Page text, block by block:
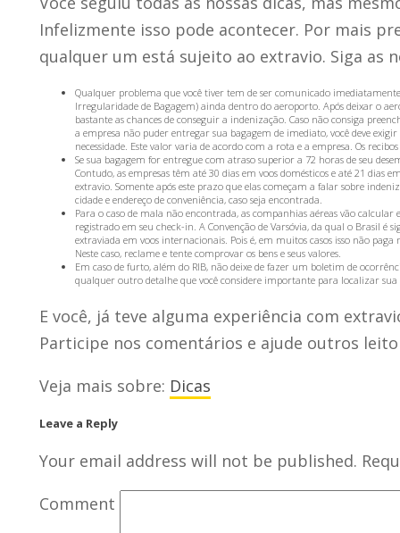
Infelizmente isso pode acontecer. Por mais
qualquer um está sujeito ao extravio. Siga as
Qualquer problema que você tiver tem de ser comunicado
Irregularidade de Bagagem) ainda dentro do aeroporto. Após deixar o
bastante as chances de conseguir a indenização. Caso não consiga
a empresa não puder entregar sua bagagem de imediato, você deve
necessidade. Este valor varia de acordo com a rota e a empresa. Os
Se sua bagagem for entregue com atraso superior a 72 horas de seu
Contudo, as empresas têm até 30 dias em voos domésticos e até 21
extravio. Somente após este prazo que elas começam a falar sobre
cidade e endereço de conveniência, caso seja encontrada.
Para o caso de mala não encontrada, as companhias aéreas vão
registrado em seu check-in. A Convenção de Varsóvia, da qual o Brasil é
extraviada em voos internacionais. Pois é, em muitos casos isso não
Neste caso, reclame e tente comprovar os bens e seus valores.
Em caso de furto, além do RIB, não deixe de fazer um boletim de
qualquer outro detalhe que você considere importante para localizar
E você, já teve alguma experiência com
Participe nos comentários e ajude outros
Veja mais sobre: Dicas
Leave a Reply
Your email address will not be published.
Comment